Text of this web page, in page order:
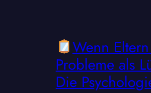
Wenn
Probleme als
Die